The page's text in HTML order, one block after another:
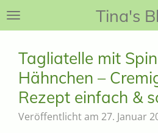
Zum
Tina's
Tagliatelle mit
Hähnchen –
Rezept einfach &
Veröffentlicht am 27. Januar